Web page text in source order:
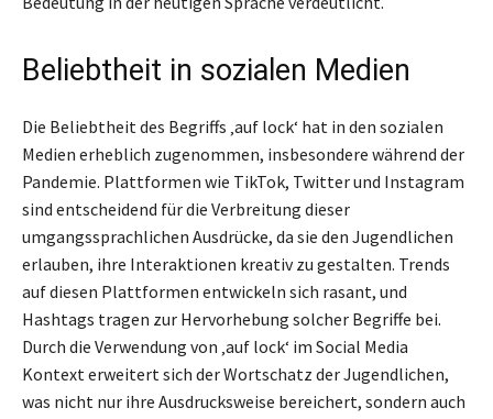
Beliebtheit in sozialen Medien
Die Beliebtheit des Begriffs ‚auf lock‘ hat in den sozialen
Medien erheblich zugenommen, insbesondere während der
Pandemie. Plattformen wie TikTok, Twitter und Instagram
sind entscheidend für die Verbreitung dieser
umgangssprachlichen Ausdrücke, da sie den Jugendlichen
erlauben, ihre Interaktionen kreativ zu gestalten. Trends
auf diesen Plattformen entwickeln sich rasant, und
Hashtags tragen zur Hervorhebung solcher Begriffe bei.
Durch die Verwendung von ‚auf lock‘ im Social Media
Kontext erweitert sich der Wortschatz der Jugendlichen,
was nicht nur ihre Ausdrucksweise bereichert, sondern auch